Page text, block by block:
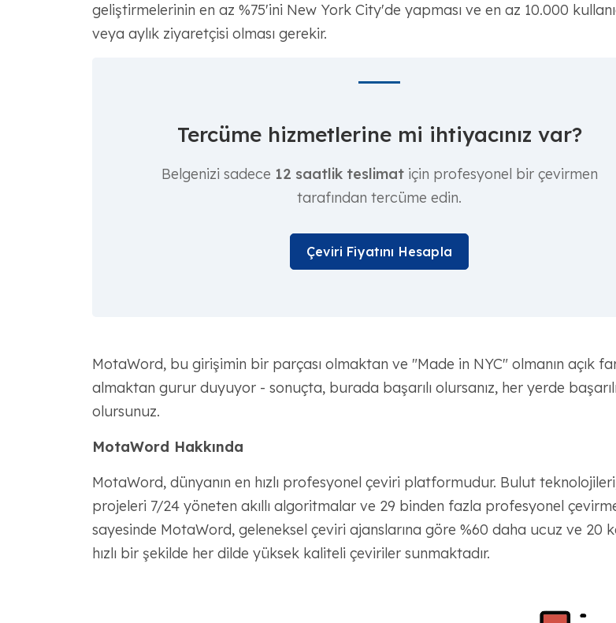
geliştirmelerinin en az %75'ini New York City'de yapması ve en az 10.000
veya aylık ziyaretçisi olması gerekir.
Tercüme hizmetlerine mi ihtiyacınız var?
Belgenizi sadece 12 saatlik teslimatiçin profesyonel bir çevirmen
tarafından tercüme edin.
Çeviri Fiyatını Hesapla
MotaWord, bu girişimin bir parçası olmaktan ve "Made in NYC" olmanın açık
almaktan gurur duyuyor - sonuçta, burada başarılı olursanız, her yerde başarılı
olursunuz.
MotaWord Hakkında
MotaWord, dünyanın en hızlı profesyonel çeviri platformudur. Bulut
projeleri 7/24 yöneten akıllı algoritmalar ve 29 binden fazla profesyonel
sayesinde MotaWord, geleneksel çeviri ajanslarına göre %60 daha ucuz ve 20
hızlı bir şekilde her dilde yüksek kaliteli çeviriler sunmaktadır.